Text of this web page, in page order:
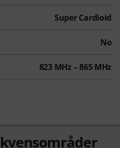
Super Cardioid
No
823 MHz – 865 MHz